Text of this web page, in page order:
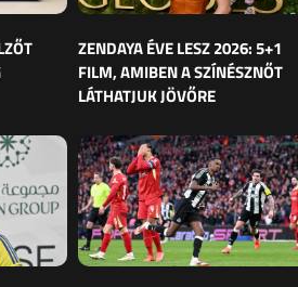
ZENDAYA ÉVE LESZ 2026: 5+1
FILM, AMIBEN A SZÍNÉSZNŐT
LÁTHATJUK JÖVŐRE